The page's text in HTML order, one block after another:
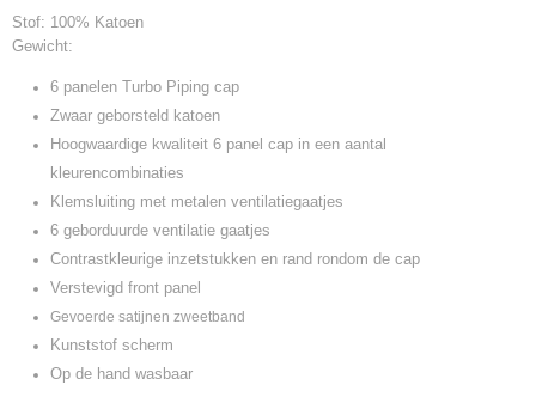
Stof: 100% Katoen
Gewicht:
6 panelen Turbo Piping cap
Zwaar geborsteld katoen
Hoogwaardige kwaliteit 6 panel cap in een aantal
kleurencombinaties
Klemsluiting met metalen ventilatiegaatjes
6 geborduurde ventilatie gaatjes
Contrastkleurige inzetstukken en rand rondom de cap
Verstevigd front panel
Gevoerde satijnen zweetband
Kunststof scherm
Op de hand wasbaar